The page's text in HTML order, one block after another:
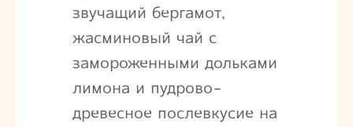
звучащий бергамот,
жасминовый чай с
замороженными дольками
лимона и пудрово-
древесное послевкусие на